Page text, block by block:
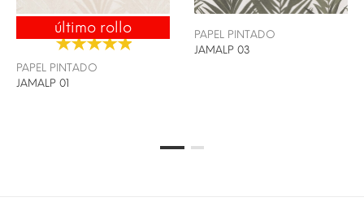
ENVÍO 24/48H
último rollo
PAPEL PINTADO
JAMALP 01
PAPEL PINTADO
JAMALP 03